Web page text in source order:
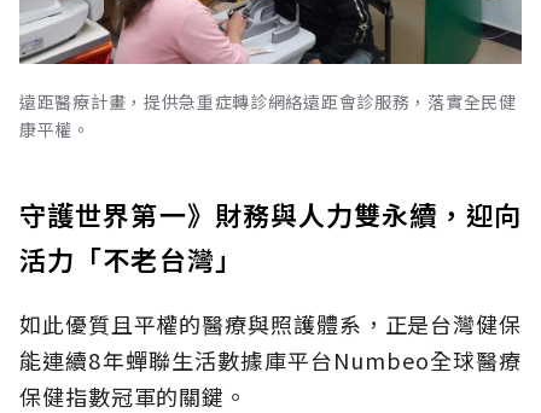
遠距醫療計畫，提供急重症轉診網絡遠距會診服務，落實全民健
康平權。
守護世界第一》財務與人力雙永續，迎向
活力「不老台灣」
如此優質且平權的醫療與照護體系，正是台灣健保
能連續8年蟬聯生活數據庫平台Numbeo全球醫療
保健指數冠軍的關鍵。